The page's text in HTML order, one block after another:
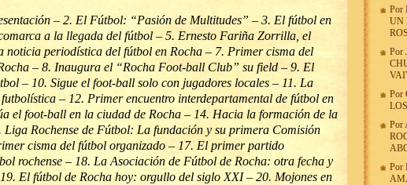
– 2. El Fútbol: “Pasión de Multitudes” – 3. El fútbol en
a la llegada del fútbol – 5. Ernesto Fariña Zorrilla, el
noticia periodística del fútbol en Rocha – 7. Primer cisma del
– 8. Inaugura el “Rocha Foot-ball Club” su field – 9. El
– 10. Sigue el foot-ball solo con jugadores locales – 11. La
– 12. Primer encuentro interdepartamental de fútbol en
el foot-ball en la ciudad de Rocha – 14. Hacia la formación de la
Liga Rochense de Fútbol: La fundación y su primera Comisión
cisma del fútbol organizado – 17. El primer partido
rochense – 18. La Asociación de Fútbol de Rocha: otra fecha y
El fútbol de Rocha hoy: orgullo del siglo XXI – 20. Mojones en
Por
UN
Por
Por
Por
Por